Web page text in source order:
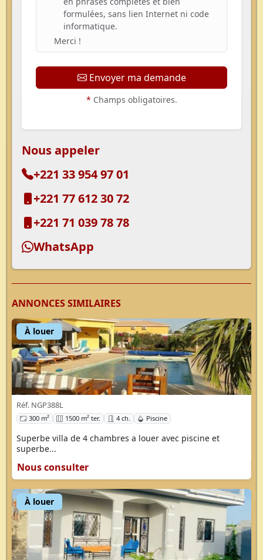
formulées, sans lien Internet ni code
informatique.
Merci !
Envoyer ma demande
* Champs obligatoires.
Nous appeler
+221 33 954 97 01
+221 77 612 30 72
+221 71 039 78 78
WhatsApp
ANNONCES SIMILAIRES
À louer
Réf. NGP388L
300 m² 1500 m² ter. 4 ch. Piscine
Superbe villa de 4 chambres a louer avec piscine et
superbe...
Nous consulter
À louer